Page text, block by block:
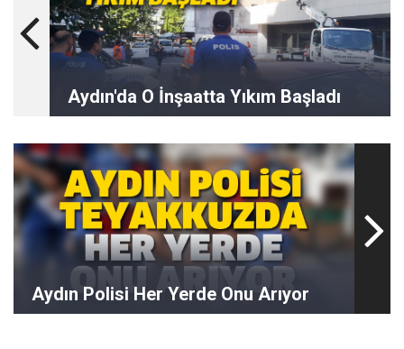
Aydın'da O İnşaatta Yıkım Başladı
Aydın Polisi Her Yerde Onu Arıyor